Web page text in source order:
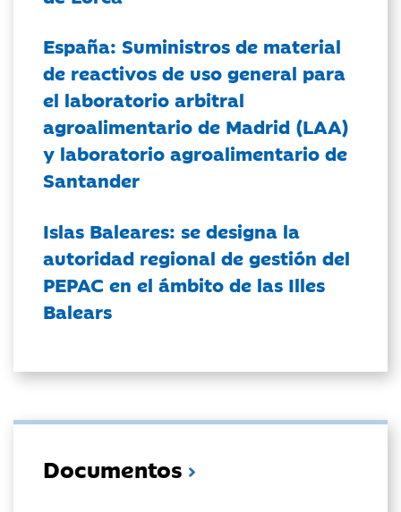
España: Suministros de material
de reactivos de uso general para
el laboratorio arbitral
agroalimentario de Madrid (LAA)
y laboratorio agroalimentario de
Santander
Islas Baleares: se designa la
autoridad regional de gestión del
PEPAC en el ámbito de las Illes
Balears
Documentos